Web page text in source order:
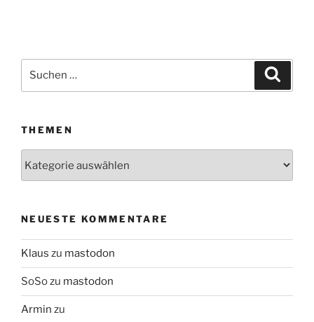
Suchen
THEMEN
NEUESTE KOMMENTARE
Klaus zu mastodon
SoSozu mastodon
Armin zu